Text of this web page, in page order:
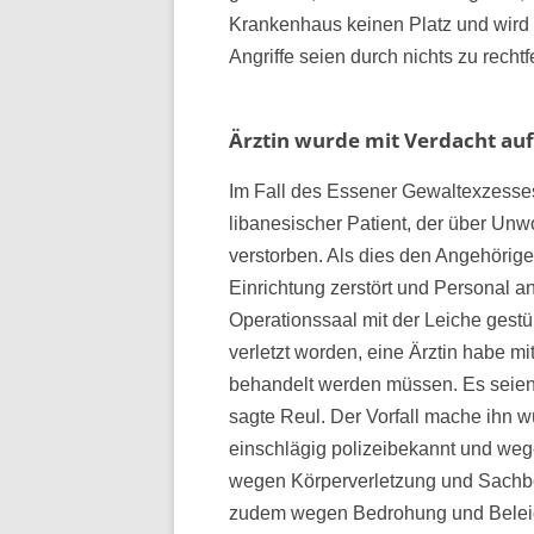
Krankenhaus keinen Platz und
Angriffe seien durch nichts zu
Ärztin wurde mit Verdacht
Im Fall des Essener
libanesischer Patient, der über
verstorben. Als dies den
Einrichtung zerstört und Personal
Operationssaal mit der Leiche
verletzt worden, eine Ärztin habe
behandelt werden müssen. Es
sagte Reul. Der Vorfall mache ihn
einschlägig polizeibekannt und
wegen Körperverletzung und
zudem wegen Bedrohung und